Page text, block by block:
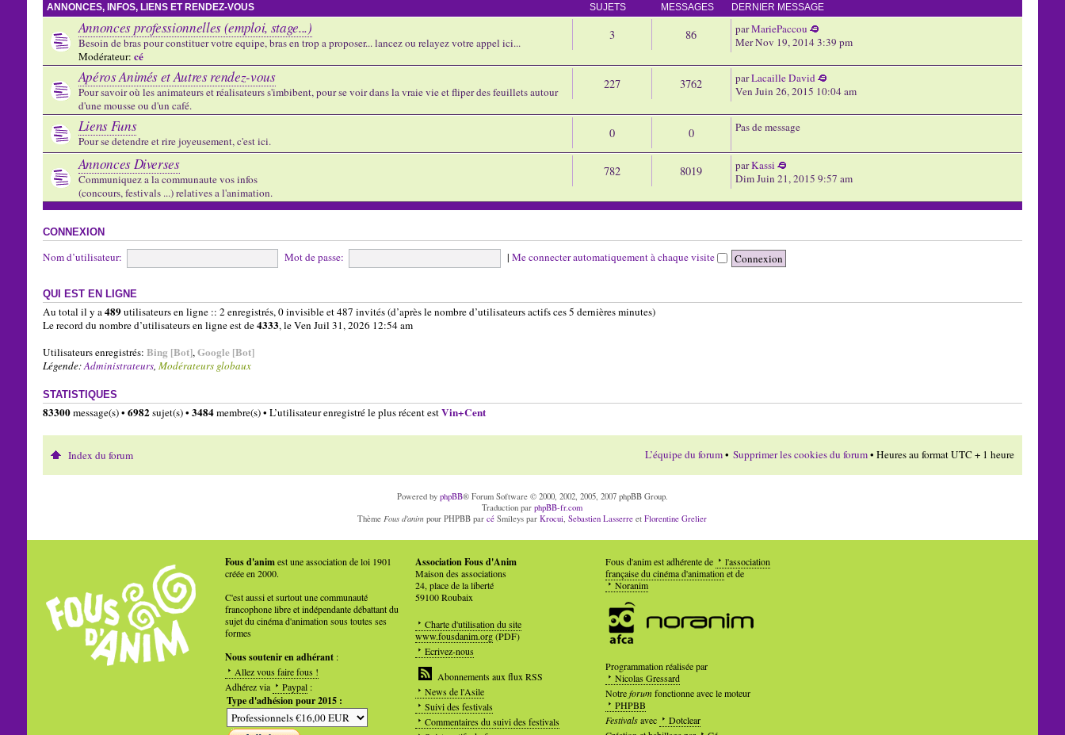
ANNONCES, INFOS, LIENS ET RENDEZ-VOUS SUJETS MESSAGES DERNIER MESSAGE
Annonces professionnelles (emploi, stage...)
Besoin de bras pour constituer votre equipe, bras en trop a proposer... lancez ou relayez votre appel ici...
Modérateur: cé
3 86 parMariePaccou
Mer Nov 19, 2014 3:39 pm
Apéros Animés et Autres rendez-vous
Pour savoir où les animateurs et réalisateurs s'imbibent, pour se voir dans la vraie vie et fliper des feuillets autour
d'une mousse ou d'un café.
227 3762 parLacaille David
Ven Juin 26, 2015 10:04 am
Liens Funs
Pour se detendre et rire joyeusement, c'est ici.
0 0 Pas de message
Annonces Diverses
Communiquez a la communaute vos infos
(concours, festivals ...) relatives a l'animation.
782 8019 parKassi
Dim Juin 21, 2015 9:57 am
CONNEXION
Nom d’utilisateur: Mot de passe: | Me connecter automatiquement à chaque visite
QUI EST EN LIGNE
Au total il y a489utilisateurs en ligne :: 2 enregistrés, 0 invisible et 487 invités (d’après le nombre d’utilisateurs actifs ces 5 dernières minutes)
Le record du nombre d’utilisateurs en ligne est de4333, le Ven Juil 31, 2026 12:54 am
Utilisateurs enregistrés: Bing [Bot],Google [Bot]
Légende:Administrateurs, Modérateurs globaux
STATISTIQUES
83300message(s) • 6982sujet(s) • 3484membre(s) • L’utilisateur enregistré le plus récent estVin+Cent
Index du forum L’équipe du forum• Supprimer les cookies du forum• Heures au format UTC + 1 heure
Powered by phpBB® Forum Software © 2000, 2002, 2005, 2007 phpBB Group.
Traduction parphpBB-fr.com
Thème Fous d'anim pour PHPBB parcé Smileys parKrocui ,Sebastien Lasserre etFlorentine Grelier
Fous d'animest une association de loi 1901
créée en 2000.
C'est aussi et surtout une communauté
francophone libre et indépendante débattant du
sujet du cinéma d'animation sous toutes ses
formes
Nous soutenir en adhérant:
Allez vous faire fous !
Adhérez via
Paypal:
Type d'adhésion pour 2015 :
Association Fous d'Anim
Maison des associations
24, place de la liberté
59100 Roubaix
Charte d'utilisation du site
www.fousdanim.org(PDF)
Ecrivez-nous
Abonnements aux flux RSS
News de l'Asile
Suivi des festivals
Commentaires du suivi des festivals
Fous d'anim est adhérente de
l'association
française du cinéma d'animationet de
Noranim
Programmation réalisée par
Nicolas Gressard
Notreforumfonctionne avec le moteur
PHPBB
Festivalsavec
Dotclear